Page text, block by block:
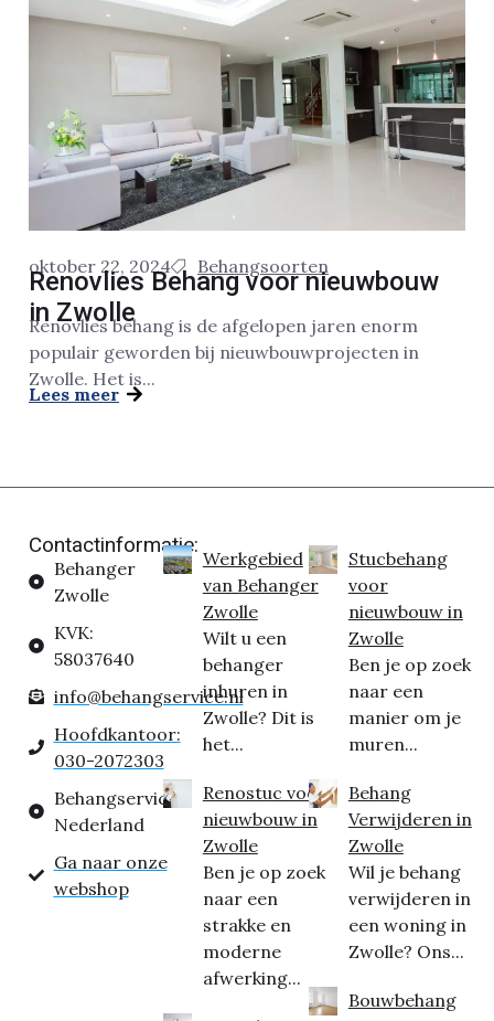
oktober 22, 2024 Behangsoorten
Renovlies Behang voor nieuwbouw
in Zwolle
Renovlies behang is de afgelopen jaren enorm
populair geworden bij nieuwbouwprojecten in
Zwolle. Het is...
Lees meer
Contactinformatie:
Behanger
Zwolle
KVK:
58037640
info@behangservice.nl
Hoofdkantoor:
030-2072303
Behangservice
Nederland
Ga naar onze
webshop
Werkgebied
van Behanger
Zwolle
Wilt u een
behanger
inhuren in
Zwolle? Dit is
het...
Renostuc voor
nieuwbouw in
Zwolle
Ben je op zoek
naar een
strakke en
moderne
afwerking...
Stucbehang
voor
nieuwbouw in
Zwolle
Ben je op zoek
naar een
manier om je
muren...
Behang
Verwijderen in
Zwolle
Wil je behang
verwijderen in
een woning in
Zwolle? Ons...
Bouwbehang